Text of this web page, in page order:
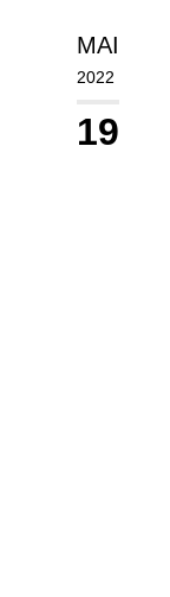
MAI
2022
19